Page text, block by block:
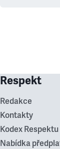
Respekt
Redakce
Kontakty
Kodex Respektu
Nabídka